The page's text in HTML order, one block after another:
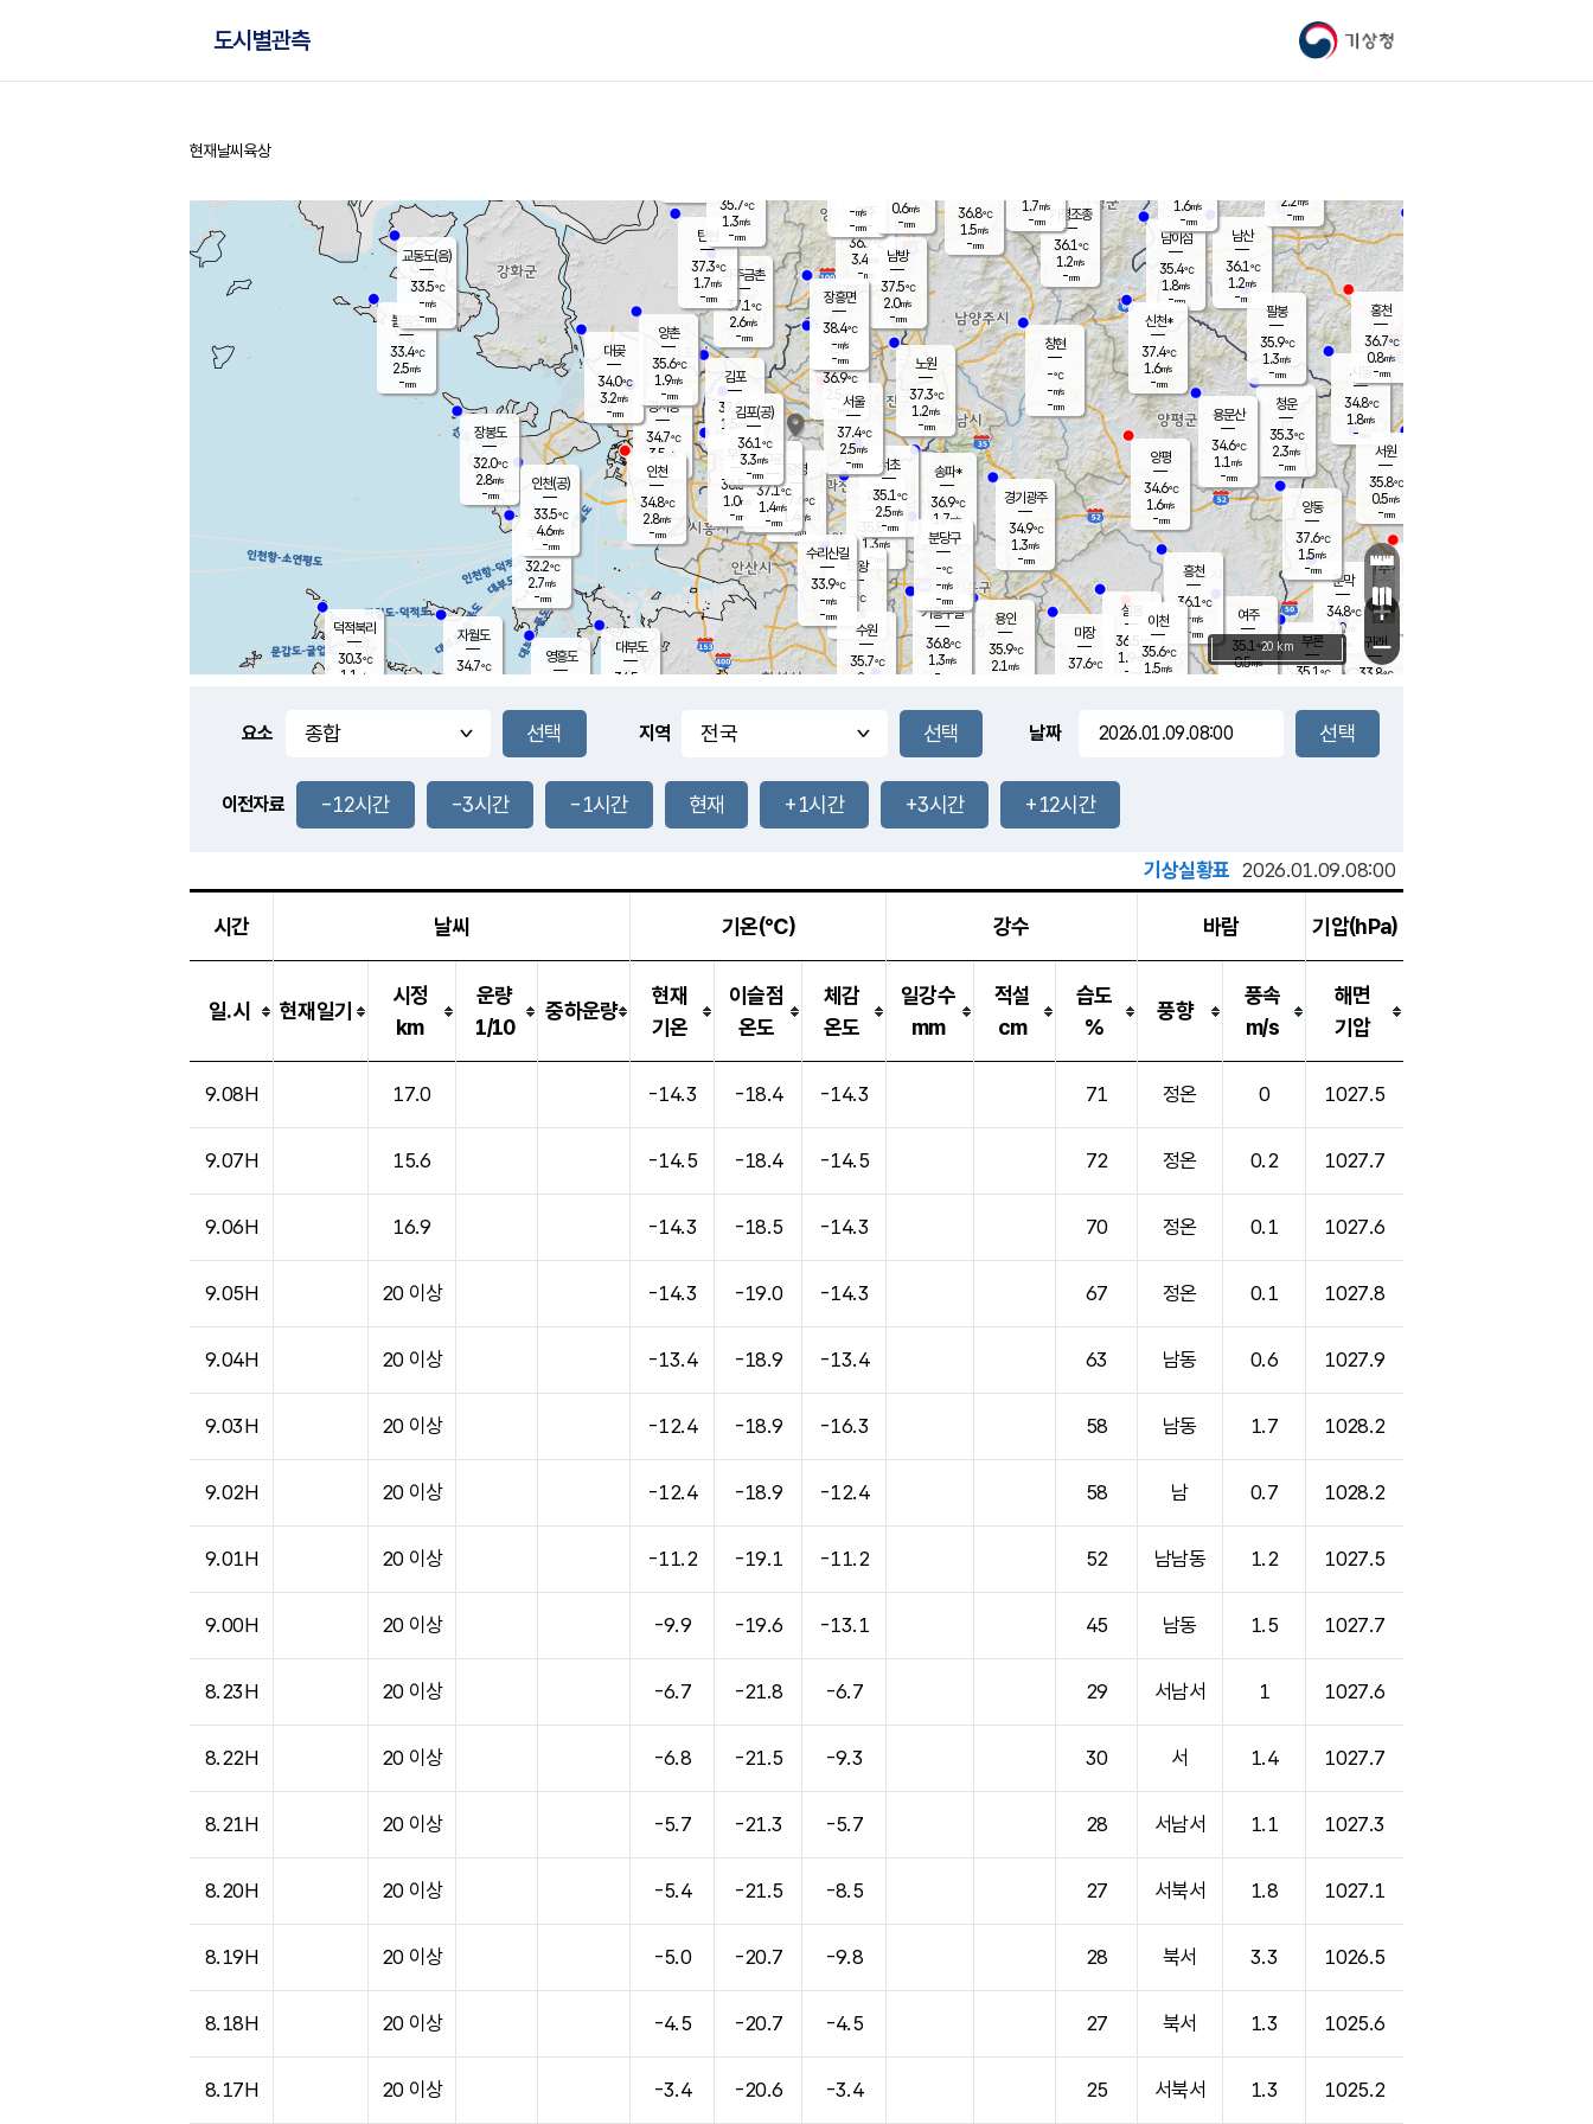
기상청
도시별관측
홈
현재날씨 육상
풍도
2.8m/s
문막
34.8℃
2.0m/s
mm
남이섬
35.4℃
1.8m/s
-mm
무의도
32.2℃
2.7m/s
-mm
영흥도
볼음도
33.4℃
2.5m/s
-mm
자월도
34.7℃
양주
36.7℃
3.4
-mm
부론
35.1 ℃
과천
35.8℃
1.3m/s
- mm
남산
36.1℃
1.2m/s
-mm
장봉도
32.0℃
2.8m/s
-mm
-mm
청운
35.3℃
2.3m/s
-mm
팔봉
35.9℃
1.3m/s
-mm
-mm
용인
35.9℃
2.1 m/s
여주
35.1℃
0.5m/s
양동
37.6℃
1.5m/s
-mm
경기광주
34.9℃
1.3m/s
-mm
장호원
1.6m/s
-mm
35.2
℃
대부도
34.5
-
경서동
34.7℃
3.5 m/s
-mm
파주금촌
37.1℃
2.6m/s
-mm
가평조종
36.1℃
1.2m/s
-mm
36.8℃
1.5m/s
-mm
대곶
34.0℃
3.2m/s
-mm
신천*
37.4℃
1.6m/s
-mm
창현
-℃
-m/s
-mm
탄현
37.3℃
1.7m/s
-mm
1.7m/s
-mm
36.2℃
1.7m/s
-mm
흥천
36.1℃
-m/s
-mm
마장
37.6℃
의왕
- ℃
m/s
mm
김포
37.8℃
1.5 m/s
mm
설봉
36.5
1.9 m/s
- mm
광명
37.6 ℃
1.4 m/s
-mm
부천
36.5℃
1.0m/s
-mm
-mm
양촌
35.6℃
1.9m/s
-mm
구로
37.1℃
1.4m/s
-mm
은평
36.9℃
2.5 m/s
- mm
노원
37.3℃
1.2m/s
-mm
송파*
36.9℃
1.7m/s
-mm
서초
35.1℃
2.5m/s
-mm
남방
37.5℃
2.0m/s
-mm
기흥구갈
36.8℃
1.3m/s
-
수리산길
33.9℃
-m/s
-mm
분당구
-℃
-m/s
-mm
장흥면
38.4℃
-m/s
-mm
-m/s
-mm
시동
34.8℃
1.8m/s
- mm
귀래
33.8℃
서원
35.8℃
0.5m/s
-mm
용문산
34.6℃
1.1 m/s
-mm
덕적북리
30.3℃
1.1 m/s
인천(공)
33.5℃
4.6m/s
-mm
김포(공)
36.1℃
3.3m/s
-mm
교동도(음)
33.5℃
-m/s
-mm
홍천
36.7℃
0.8m/s
-mm
이천
35.6℃
1.5m/s
양평
34.6℃
1.6m/s
-mm
수원
35.7℃
2 m/s
인천
34.8℃
2.8m/s
-mm
서울
37.4℃
2.5m/s
-mm
2.2m/s
-mm
35.7℃
1.3m/s
-mm
0.6m/s
-mm
+
−
20 km
요소 지역 날짜
이전자료 -12시간 -3시간 -1시간 현재 +1시간 +3시간 +12시간
기상실황표 2026.01.09.08:00
시간 날씨 기온(℃) 강수 바람 기압(hPa)
일.시 현재일기
시정
km
운량
1/10
중하운량
현재
기온
이슬점
온도
체감
온도
일강수
mm
적설
cm
습도
%
풍향
풍속
m/s
해면
기압
9.08H 17.0 -14.3 -18.4 -14.3 71 정온 0 1027.5
9.07H 15.6 -14.5 -18.4 -14.5 72 정온 0.2 1027.7
9.06H 16.9 -14.3 -18.5 -14.3 70 정온 0.1 1027.6
9.05H 20 이상 -14.3 -19.0 -14.3 67 정온 0.1 1027.8
9.04H 20 이상 -13.4 -18.9 -13.4 63 남동 0.6 1027.9
9.03H 20 이상 -12.4 -18.9 -16.3 58 남동 1.7 1028.2
9.02H 20 이상 -12.4 -18.9 -12.4 58 남 0.7 1028.2
9.01H 20 이상 -11.2 -19.1 -11.2 52 남남동 1.2 1027.5
9.00H 20 이상 -9.9 -19.6 -13.1 45 남동 1.5 1027.7
8.23H 20 이상 -6.7 -21.8 -6.7 29 서남서 1 1027.6
8.22H 20 이상 -6.8 -21.5 -9.3 30 서 1.4 1027.7
8.21H 20 이상 -5.7 -21.3 -5.7 28 서남서 1.1 1027.3
8.20H 20 이상 -5.4 -21.5 -8.5 27 서북서 1.8 1027.1
8.19H 20 이상 -5.0 -20.7 -9.8 28 북서 3.3 1026.5
8.18H 20 이상 -4.5 -20.7 -4.5 27 북서 1.3 1025.6
8.17H 20 이상 -3.4 -20.6 -3.4 25 서북서 1.3 1025.2